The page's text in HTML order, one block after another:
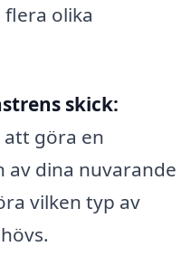
olika
skick:
göra en
dina nuvarande
vilken typ av